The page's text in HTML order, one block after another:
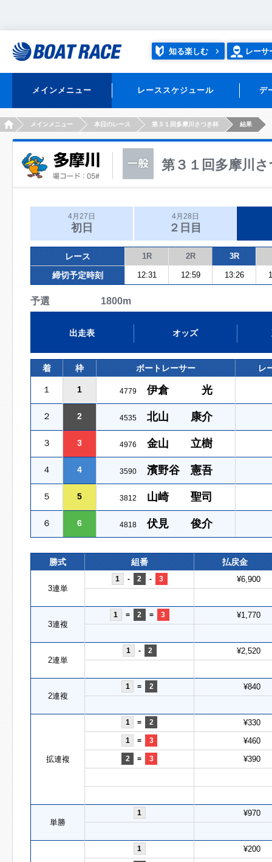
知る楽しむ レーサ
メインメニュー レーススケジュール デ
HOMEメインメニュー 本日のレース 第３１回多摩川さつき杯 結果
第３１回多摩川
4月27日
初日
4月28日
２日目
レース 1R 2R 3R
締切予定時刻 12:31 12:59 13:26
予選 1800m
出走表 オッズ
着 枠 ボートレーサー レ
１ 1 4779 伊倉 光
２ 2 4535 北山 康介
３ 3 4976 金山 立樹
４ 4 3590 濱野谷 憲吾
５ 5 3812 山崎 聖司
６ 6 4818 伏見 俊介
勝式 組番 払戻金
3連単
1 - 2 - 3 ¥6,900
3連複
1 = 2 = 3 ¥1,770
2連単
1 - 2 ¥2,520
2連複
1 = 2 ¥840
拡連複
1 = 2 ¥330
1 = 3 ¥460
2 = 3 ¥390
単勝
1 ¥970
1 ¥200